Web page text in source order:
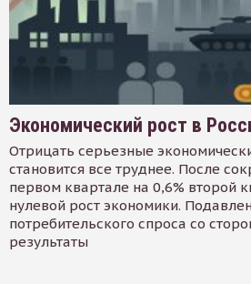
Экономический рост в
Отрицать серьезные
становится все труднее. После
первом квартале на 0,6% второй
нулевой рост экономики.
потребительского спроса со
результаты